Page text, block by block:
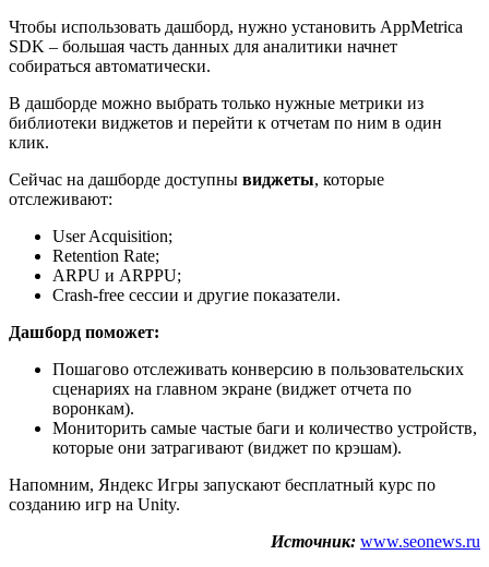
Чтобы использовать дашборд, нужно установить AppMetrica
SDK – большая часть данных для аналитики начнет
собираться автоматически.
В дашборде можно выбрать только нужные метрики из
библиотеки виджетов и перейти к отчетам по ним в один
клик.
Сейчас на дашборде доступны виджеты, которые
отслеживают:
User Acquisition;
Retention Rate;
ARPU и ARPPU;
Crash-free сессии и другие показатели.
Дашборд поможет:
Пошагово отслеживать конверсию в пользовательских
сценариях на главном экране (виджет отчета по
воронкам).
Мониторить самые частые баги и количество устройств,
которые они затрагивают (виджет по крэшам).
Напомним, Яндекс Игры запускают бесплатный курс по
созданию игр на Unity.
Источник: www.seonews.ru